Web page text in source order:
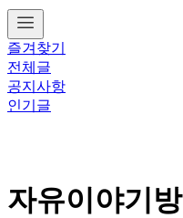
즐겨찾기
전체글
공지사항
인기글
자유이야기방